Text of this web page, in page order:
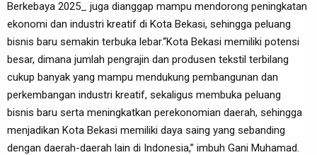
Berkebaya 2025_ juga dianggap mampu mendorong peningkatan
ekonomi dan industri kreatif di Kota Bekasi, sehingga peluang
bisnis baru semakin terbuka lebar.“Kota Bekasi memiliki potensi
besar, dimana jumlah pengrajin dan produsen tekstil terbilang
cukup banyak yang mampu mendukung pembangunan dan
perkembangan industri kreatif, sekaligus membuka peluang
bisnis baru serta meningkatkan perekonomian daerah, sehingga
menjadikan Kota Bekasi memiliki daya saing yang sebanding
dengan daerah-daerah lain di Indonesia,” imbuh Gani Muhamad.